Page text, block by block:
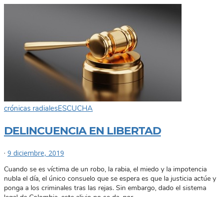
crónicas radialesESCUCHA
DELINCUENCIA EN LIBERTAD
· 9 diciembre, 2019
Cuando se es víctima de un robo, la rabia, el miedo y la impotencia
nubla el día, el único consuelo que se espera es que la justicia actúe y
ponga a los criminales tras las rejas. Sin embargo, dado el sistema